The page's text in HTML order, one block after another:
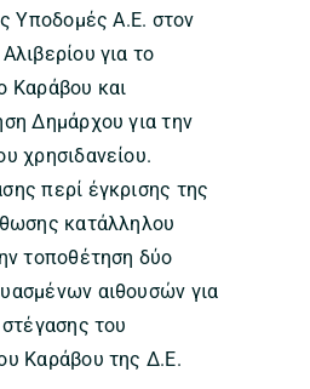
Υποδομές Α.Ε. στον
για το
Καράβου και
Δημάρχου για την
χρησιδανείου.
περί έγκρισης της
κατάλληλου
τοποθέτηση δύο
αιθουσών για
του
Καράβου της Δ.Ε.